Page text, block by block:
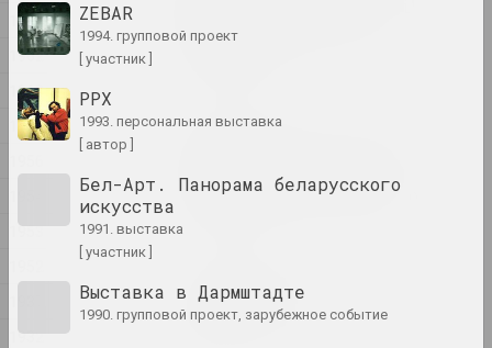
1969
1962
1960
1958
1953
1932
фатаграфіі ягонага
аўтарства
Андрей Дурейко
будущее, вооруженное
инструментами прошлого
Milestones in Pinhole
Photography
ZEBAR
1994. групповой проект
[ участник ]
РРХ
1993. персональная выставка
[ автор ]
Бел-Арт. Панорама беларусского
искусства
1991. выставка
[ участник ]
Выставка в Дармштадте
1990. групповой проект, зарубежное событие